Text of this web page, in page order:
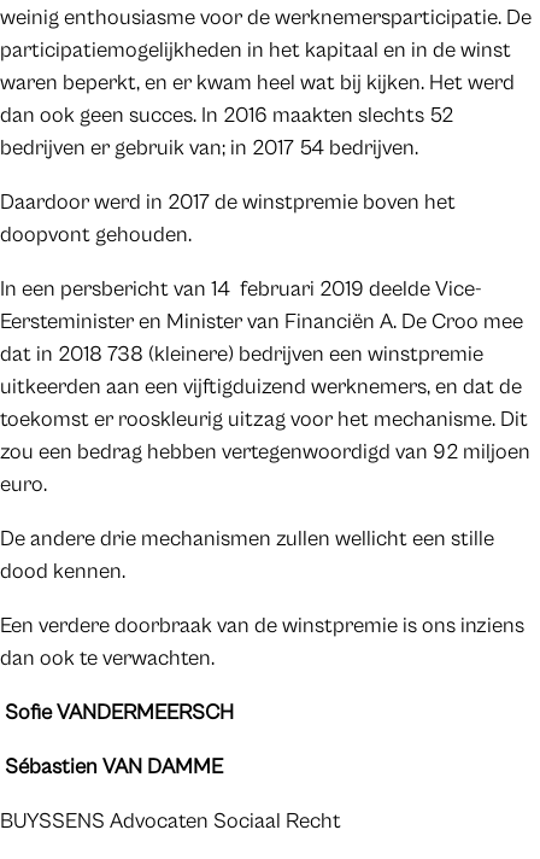
weinig enthousiasme voor de werknemersparticipatie. De
participatiemogelijkheden in het kapitaal en in de winst
waren beperkt, en er kwam heel wat bij kijken. Het werd
dan ook geen succes. In 2016 maakten slechts 52
bedrijven er gebruik van; in 2017 54 bedrijven.
Daardoor werd in 2017 de winstpremie boven het
doopvont gehouden.
In een persbericht van 14 februari 2019 deelde Vice-
Eersteminister en Minister van Financiën A. De Croo mee
dat in 2018 738 (kleinere) bedrijven een winstpremie
uitkeerden aan een vijftigduizend werknemers, en dat de
toekomst er rooskleurig uitzag voor het mechanisme. Dit
zou een bedrag hebben vertegenwoordigd van 92 miljoen
euro.
De andere drie mechanismen zullen wellicht een stille
dood kennen.
Een verdere doorbraak van de winstpremie is ons inziens
dan ook te verwachten.
Sofie VANDERMEERSCH
Sébastien VAN DAMME
BUYSSENS Advocaten Sociaal Recht